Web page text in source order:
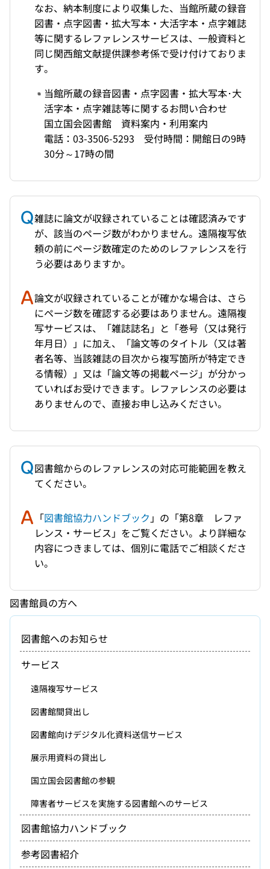
なお、納本制度により収集した、当館所蔵の録音
図書・点字図書・拡大写本・大活字本・点字雑誌
等に関するレファレンスサービスは、一般資料と
同じ関西館文献提供課参考係で受け付けておりま
す。
当館所蔵の録音図書・点字図書・拡大写本･大
活字本・点字雑誌等に関するお問い合わせ
国立国会図書館 資料案内・利用案内
電話：03-3506-5293 受付時間：開館日の9時
30分～17時の間
雑誌に論文が収録されていることは確認済みです
が、該当のページ数がわかりません。遠隔複写依
頼の前にページ数確定のためのレファレンスを行
う必要はありますか。
論文が収録されていることが確かな場合は、さら
にページ数を確認する必要はありません。遠隔複
写サービスは、「雑誌誌名」と「巻号（又は発行
年月日）」に加え、「論文等のタイトル（又は著
者名等、当該雑誌の目次から複写箇所が特定でき
る情報）」又は「論文等の掲載ページ」が分かっ
ていればお受けできます。レファレンスの必要は
ありませんので、直接お申し込みください。
図書館からのレファレンスの対応可能範囲を教え
てください。
「図書館協力ハンドブック 」の「第8章 レファ
レンス・サービス」をご覧ください。より詳細な
内容につきましては、個別に電話でご相談くださ
い。
図書館員の方へ
図書館へのお知らせ
サービス
遠隔複写サービス
図書館間貸出し
図書館向けデジタル化資料送信サービス
展示用資料の貸出し
国立国会図書館の参観
障害者サービスを実施する図書館へのサービス
図書館協力ハンドブック
参考図書紹介